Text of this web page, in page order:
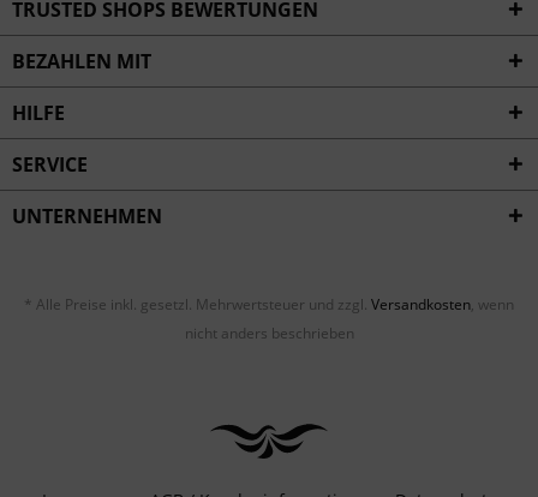
TRUSTED SHOPS BEWERTUNGEN
BEZAHLEN MIT
HILFE
SERVICE
UNTERNEHMEN
* Alle Preise inkl. gesetzl. Mehrwertsteuer und zzgl. Versandkosten, wenn
nicht anders beschrieben